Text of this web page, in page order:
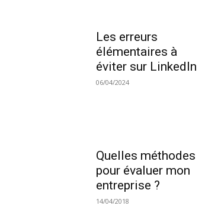
Les erreurs
élémentaires à
éviter sur LinkedIn
06/04/2024
Quelles méthodes
pour évaluer mon
entreprise ?
14/04/2018